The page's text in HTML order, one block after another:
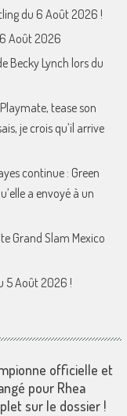
du 6 Août 2026 !
Août 2026
Becky Lynch lors du
tease son
je crois qu’il arrive
continue : Green
a envoyé à un
Grand Slam Mexico
5 Août 2026 !
officielle et
pour Rhea
sur le dossier !